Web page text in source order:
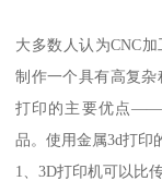
大多数人认为CNC
制作一个具有高复
打印的主要优点——
品。使用金属3d打印
1、3D打印机可以比